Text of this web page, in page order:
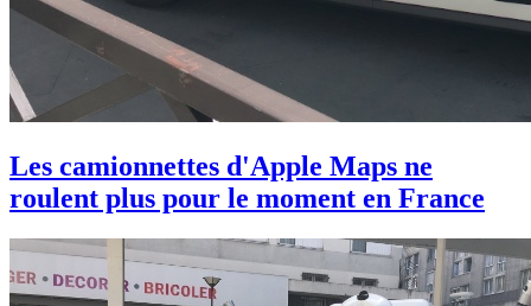
Les camionnettes d'Apple Maps ne
roulent plus pour le moment en France